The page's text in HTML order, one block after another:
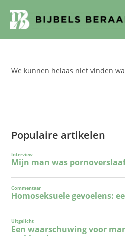
We kunnen helaas niet vinden
Populaire artikelen